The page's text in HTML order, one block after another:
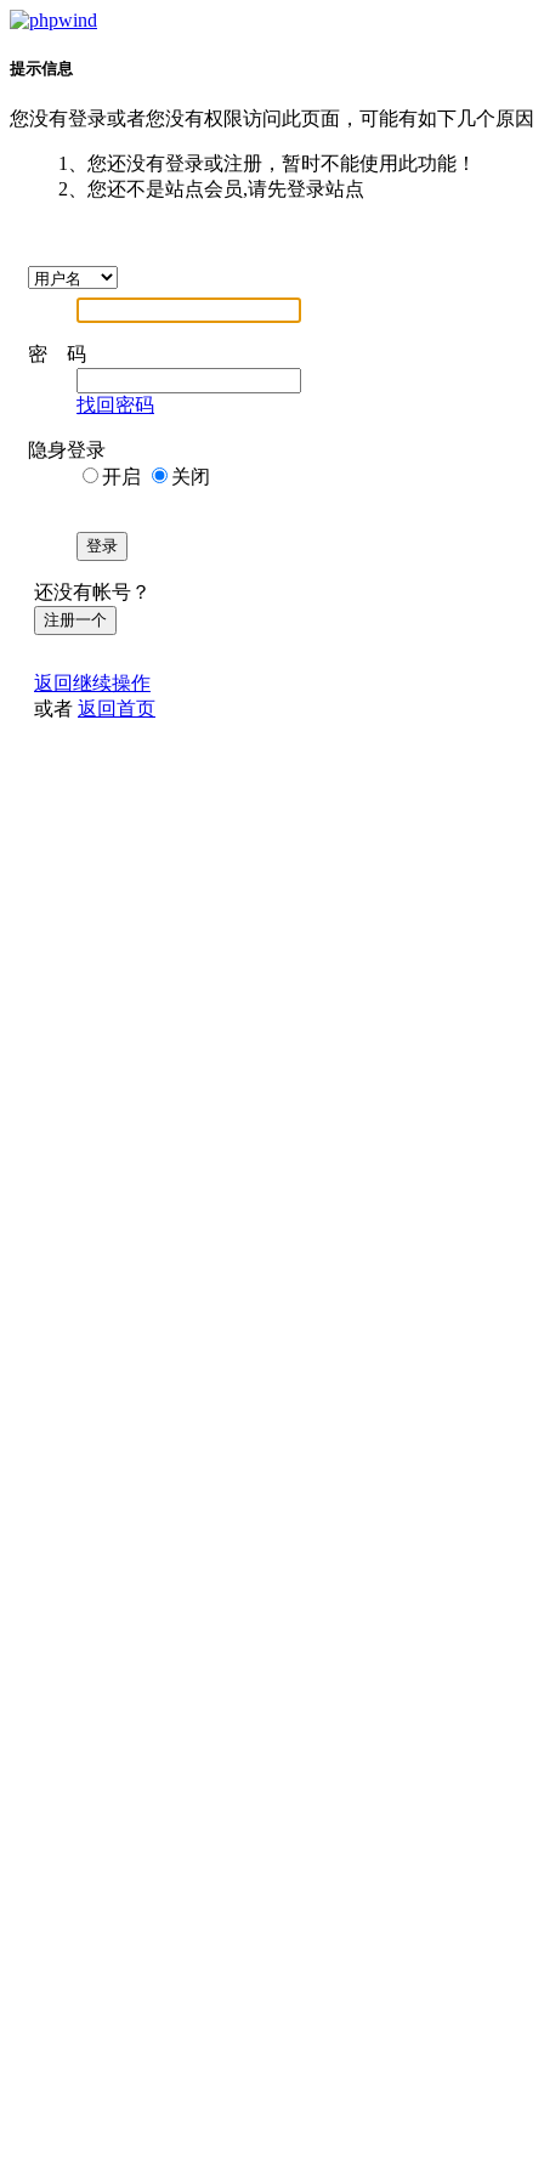
提示信息
您没有登录或者您没有权限访问此页面，可能有如下几个原因
1、您还没有登录或注册，暂时不能使用此功能！
2、您还不是站点会员,请先登录站点
密 码
找回密码
隐身登录
开启
关闭
登录
还没有帐号？
注册一个
返回继续操作
或者 返回首页